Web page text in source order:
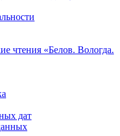
чтения «Белов. Вологда.
дат